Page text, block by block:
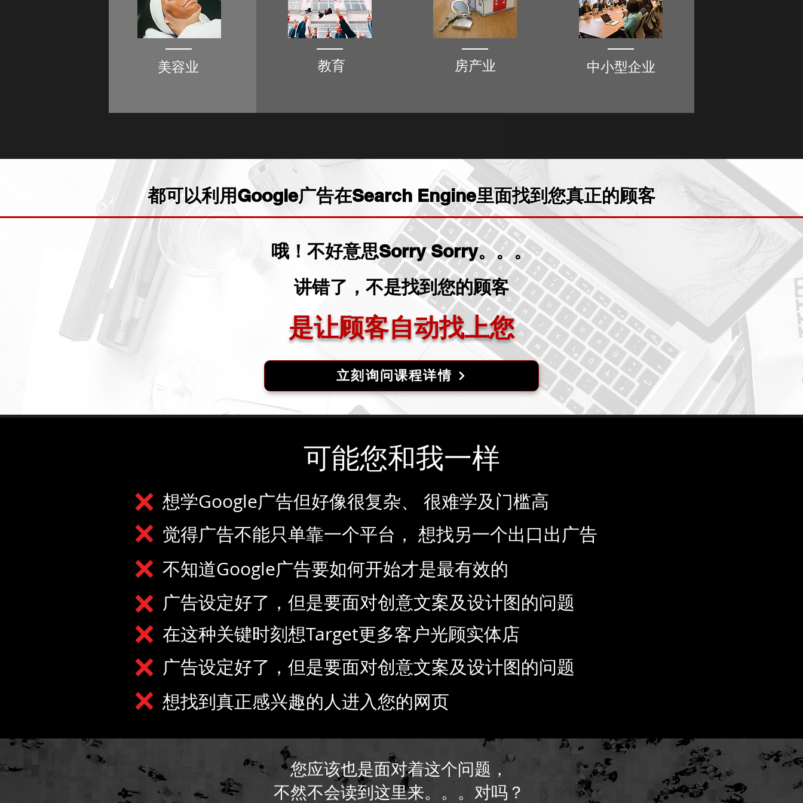
美容业 教育 房产业 中小型企业
都可以利用Google广告在Search Engine里面找到您真正的顾客
哦！不好意思Sorry Sorry。。。
讲错了，不是找到您的顾客
是让顾客自动找上您
立刻询问课程详情
可能您和我一样
想学Google广告但好像很复杂、 很难学及门槛高
觉得广告不能只单靠一个平台， 想找另一个出口出广告
不知道Google广告要如何开始才是最有效的
广告设定好了，但是要面对创意文案及设计图的问题
在这种关键时刻想Target更多客户光顾实体店
广告设定好了，但是要面对创意文案及设计图的问题
想找到真正感兴趣的人进入您的网页
您应该也是面对着这个问题，
不然不会读到这里来。。。对吗？